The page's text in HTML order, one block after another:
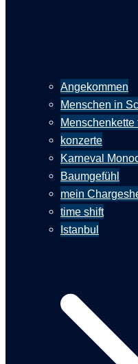
Angekommen
Menschen in
konzerte
Karneval
Baumgefühl
mein
time shift
Istanbul